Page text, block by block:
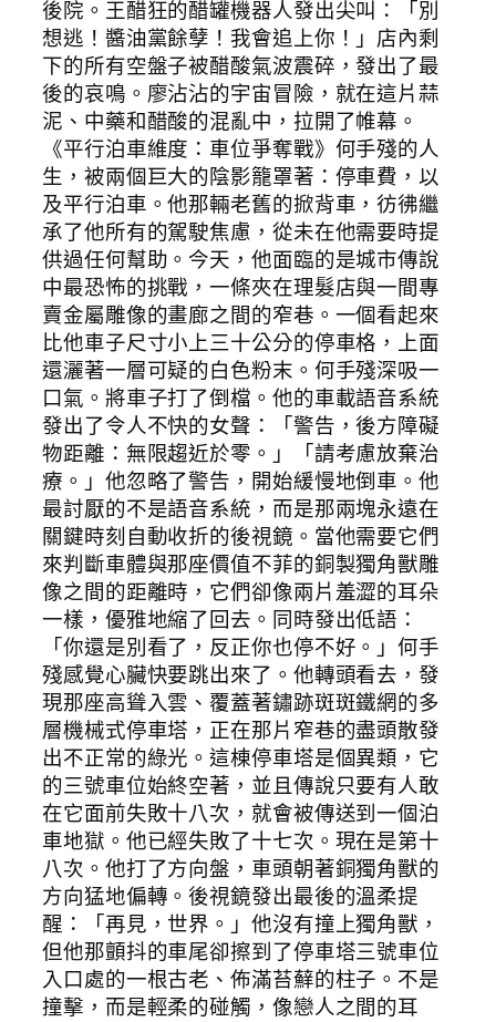
後院。王醋狂的醋罐機器人發出尖叫：「別
想逃！醬油黨餘孽！我會追上你！」店內剩
下的所有空盤子被醋酸氣波震碎，發出了最
後的哀鳴。廖沾沾的宇宙冒險，就在這片蒜
泥、中藥和醋酸的混亂中，拉開了帷幕。
《平行泊車維度：車位爭奪戰》何手殘的人
生，被兩個巨大的陰影籠罩著：停車費，以
及平行泊車。他那輛老舊的掀背車，彷彿繼
承了他所有的駕駛焦慮，從未在他需要時提
供過任何幫助。今天，他面臨的是城市傳說
中最恐怖的挑戰，一條夾在理髮店與一間專
賣金屬雕像的畫廊之間的窄巷。一個看起來
比他車子尺寸小上三十公分的停車格，上面
還灑著一層可疑的白色粉末。何手殘深吸一
口氣。將車子打了倒檔。他的車載語音系統
發出了令人不快的女聲：「警告，後方障礙
物距離：無限趨近於零。」「請考慮放棄治
療。」他忽略了警告，開始緩慢地倒車。他
最討厭的不是語音系統，而是那兩塊永遠在
關鍵時刻自動收折的後視鏡。當他需要它們
來判斷車體與那座價值不菲的銅製獨角獸雕
像之間的距離時，它們卻像兩片羞澀的耳朵
一樣，優雅地縮了回去。同時發出低語：
「你還是別看了，反正你也停不好。」何手
殘感覺心臟快要跳出來了。他轉頭看去，發
現那座高聳入雲、覆蓋著鏽跡斑斑鐵網的多
層機械式停車塔，正在那片窄巷的盡頭散發
出不正常的綠光。這棟停車塔是個異類，它
的三號車位始終空著，並且傳說只要有人敢
在它面前失敗十八次，就會被傳送到一個泊
車地獄。他已經失敗了十七次。現在是第十
八次。他打了方向盤，車頭朝著銅獨角獸的
方向猛地偏轉。後視鏡發出最後的溫柔提
醒：「再見，世界。」他沒有撞上獨角獸，
但他那顫抖的車尾卻擦到了停車塔三號車位
入口處的一根古老、佈滿苔蘚的柱子。不是
撞擊，而是輕柔的碰觸，像戀人之間的耳